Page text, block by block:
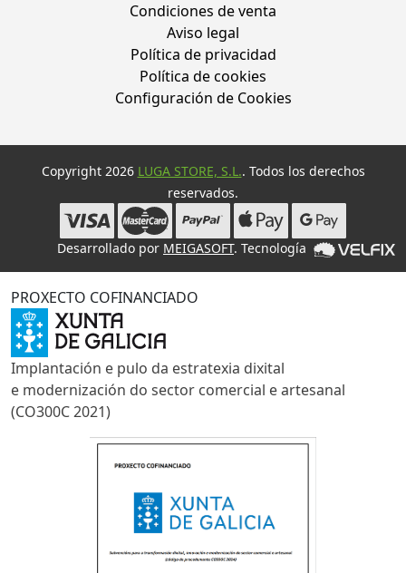
Condiciones de venta
Aviso legal
Política de privacidad
Política de cookies
Configuración de Cookies
Copyright 2026 LUGA STORE, S.L.. Todos los derechos
reservados.
Desarrollado por MEIGASOFT. Tecnología
PROXECTO COFINANCIADO
Implantación e pulo da estratexia dixital
e modernización do sector comercial e artesanal
(CO300C 2021)